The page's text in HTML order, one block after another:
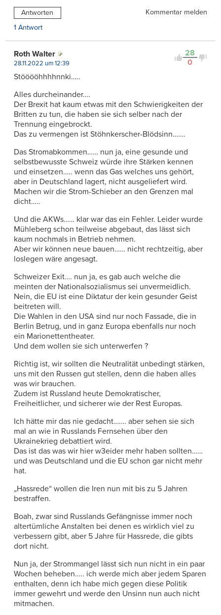
Antworten
Kommentar melden
1 Antwort
28
0
Roth Walter
28.11.2022 um 12:39
Stööööhhhhnnki…..
Alles durcheinander….
Der Brexit hat kaum etwas mit den Schwierigkeiten der
Britten zu tun, die haben sie sich selber nach der
Trennung eingebrockt.
Das zu vermengen ist Stöhnkerscher-Blödsinn…….
Das Stromabkommen…… nun ja, eine gesunde und
selbstbewusste Schweiz würde ihre Stärken kennen
und einsetzen….. wenn das Gas welches uns gehört,
aber in Deutschland lagert, nicht ausgeliefert wird.
Machen wir die Strom-Schieber an den Grenzen mal
dicht…..
Und die AKWs…… klar war das ein Fehler. Leider wurde
Mühleberg schon teilweise abgebaut, das lässt sich
kaum nochmals in Betrieb nehmen.
Aber wir können neue bauen…… nicht rechtzeitig, aber
loslegen wäre angesagt.
Schweizer Exit…. nun ja, es gab auch welche die
meinten der Nationalsozialismus sei unvermeidlich.
Nein, die EU ist eine Diktatur der kein gesunder Geist
beitreten will.
Die Wahlen in den USA sind nur noch Fassade, die in
Berlin Betrug, und in ganz Europa ebenfalls nur noch
ein Marionettentheater.
Und dem wollen sie sich unterwerfen ?
Richtig ist, wir sollten die Neutralität unbedingt stärken,
uns mit den Russen gut stellen, denn die haben alles
was wir brauchen.
Zudem ist Russland heute Demokratischer,
Freiheitlicher, und sicherer wie der Rest Europas.
Ich hätte mir das nie gedacht……. aber sehen sie sich
mal an wie in Russlands Fernsehen über den
Ukrainekrieg debattiert wird.
Das ist das was wir hier w3eider mehr haben sollten……
und was Deutschland und die EU schon gar nicht mehr
hat.
„Hassrede“ wollen die Iren nun mit bis zu 5 Jahren
bestraffen.
Boah, zwar sind Russlands Gefängnisse immer noch
altertümliche Anstalten bei denen es wirklich viel zu
verbessern gibt, aber 5 Jahre für Hassrede, die gibts
dort nicht.
Nun ja, der Strommangel lässt sich nun nicht in ein paar
Wochen beheben….. ich werde mich aber jedem Sparen
enthalten, denn ich habe mich gegen diese Politik
immer gewehrt und werde den Unsinn nun auch nicht
mitmachen.